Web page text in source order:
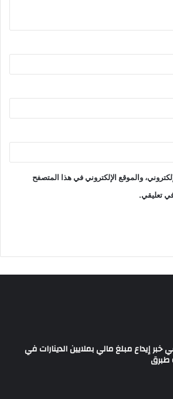
والموقع الإلكتروني في هذا المتصفح
تعليقي.
إيداع مبلغ مالي بملايين الدينارات في
طبرق